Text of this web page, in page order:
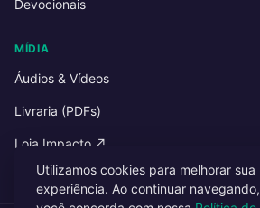
Devocionais
MÍDIA
Áudios & Vídeos
Livraria (PDFs)
Loja Impacto ↗
Utilizamos cookies para melhorar sua
experiência. Ao continuar navegando,